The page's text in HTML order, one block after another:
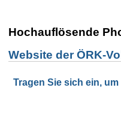
Hochauflösende
Website der ÖRK-
Tragen Sie sich ein,